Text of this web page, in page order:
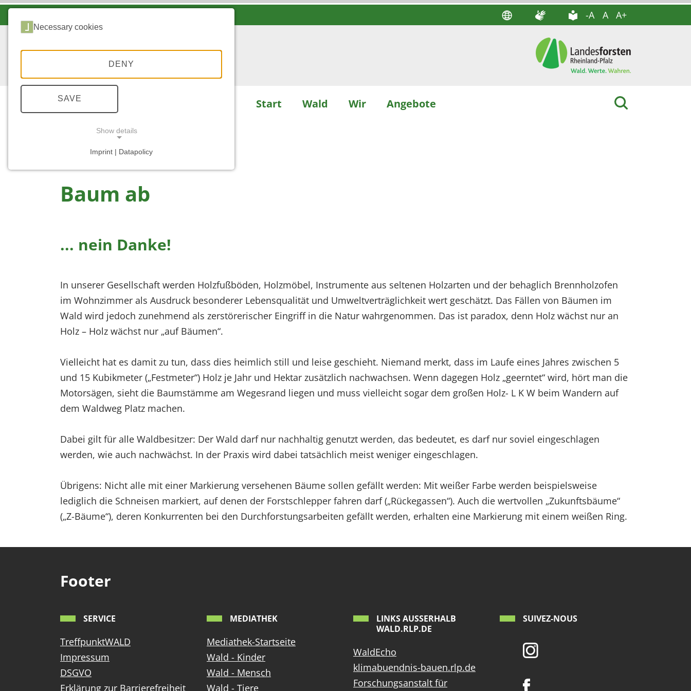
-A A A+
Start Wald Wir Angebote
STARTSEITE ... BAUM AB
Baum ab
... nein Danke!
In unserer Gesellschaft werden Holzfußböden, Holzmöbel, Instrumente aus seltenen Holzarten und der behaglich Brennholzofen
im Wohnzimmer als Ausdruck besonderer Lebensqualität und Umweltverträglichkeit wert geschätzt. Das Fällen von Bäumen im
Wald wird jedoch zunehmend als zerstörerischer Eingriff in die Natur wahrgenommen. Das ist paradox, denn Holz wächst nur an
Holz – Holz wächst nur „auf Bäumen“.
Vielleicht hat es damit zu tun, dass dies heimlich still und leise geschieht. Niemand merkt, dass im Laufe eines Jahres zwischen 5
und 15 Kubikmeter („Festmeter“) Holz je Jahr und Hektar zusätzlich nachwachsen. Wenn dagegen Holz „geerntet“ wird, hört man die
Motorsägen, sieht die Baumstämme am Wegesrand liegen und muss vielleicht sogar dem großen Holz- L K W beim Wandern auf
dem Waldweg Platz machen.
Dabei gilt für alle Waldbesitzer: Der Wald darf nur nachhaltig genutzt werden, das bedeutet, es darf nur soviel eingeschlagen
werden, wie auch nachwächst. In der Praxis wird dabei tatsächlich meist weniger eingeschlagen.
Übrigens: Nicht alle mit einer Markierung versehenen Bäume sollen gefällt werden: Mit weißer Farbe werden beispielsweise
lediglich die Schneisen markiert, auf denen der Forstschlepper fahren darf („Rückegassen“). Auch die wertvollen „Zukunftsbäume“
(„Z-Bäume“), deren Konkurrenten bei den Durchforstungsarbeiten gefällt werden, erhalten eine Markierung mit einem weißen Ring.
Footer
SERVICE
TreffpunktWALD
Impressum
DSGVO
Erklärung zur Barrierefreiheit
MEDIATHEK
Mediathek-Startseite
Wald - Kinder
Wald - Mensch
Wald - Tiere
LINKS AUSSERHALB W
ALD.RLP.DE
WaldEcho
klimabuendnis-bauen.rlp.de
Forschungsanstalt für
SUIVEZ-NOUS
Necessary cookies
DENY
SAVE
Show details
Imprint | Datapolicy